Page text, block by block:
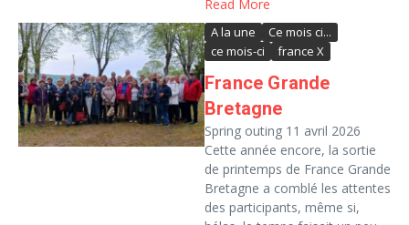
Read More
A la une
Ce mois ci...
ce mois-ci
france X
France Grande
Bretagne
Spring outing 11 avril 2026
Cette année encore, la sortie
de printemps de France Grande
Bretagne a comblé les attentes
des participants, même si,